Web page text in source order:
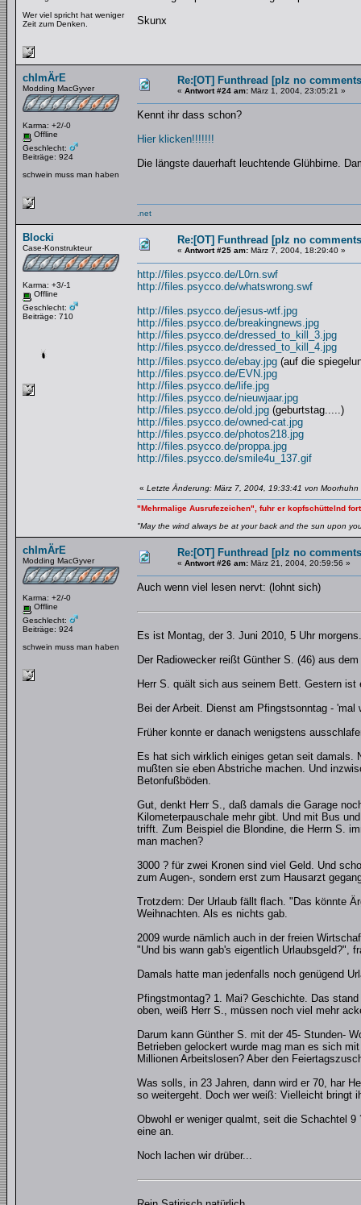
Wer viel spricht hat weniger
Zeit zum Denken.
Skunx
chImÄrE
Modding MacGyver
Karma: +2/-0
Offline
Geschlecht:
Beiträge: 924
schwein muss man haben
Re:[OT] Funthread [plz no
« Antwort #24 am: März 1, 2004, 23:05:21 »
Kennt ihr dass schon?
Hier klicken!!!!!!!
Die längste dauerhaft leuchtende Glühbirne.
.net
Blocki
Case-Konstrukteur
Karma: +3/-1
Offline
Geschlecht:
Beiträge: 710
Re:[OT] Funthread [plz no
« Antwort #25 am: März 7, 2004, 18:29:40 »
http://files.psycco.de/L0rn.swf
http://files.psycco.de/whatswrong.swf
http://files.psycco.de/jesus-wtf.jpg
http://files.psycco.de/breakingnews.jpg
http://files.psycco.de/dressed_to_kill_3.jpg
http://files.psycco.de/dressed_to_kill_4.jpg
http://files.psycco.de/ebay.jpg (auf die
http://files.psycco.de/EVN.jpg
http://files.psycco.de/life.jpg
http://files.psycco.de/nieuwjaar.jpg
http://files.psycco.de/old.jpg (geburtstag.....)
http://files.psycco.de/owned-cat.jpg
http://files.psycco.de/photos218.jpg
http://files.psycco.de/proppa.jpg
http://files.psycco.de/smile4u_137.gif
« Letzte Änderung: März 7, 2004, 19:33:41 von Moorhuhn
"Mehrmalige Ausrufezeichen", fuhr er kopfschüttelnd
"May the wind always be at your back and the sun upon
chImÄrE
Modding MacGyver
Karma: +2/-0
Offline
Geschlecht:
Beiträge: 924
schwein muss man haben
Re:[OT] Funthread [plz no
« Antwort #26 am: März 21, 2004, 20:59:56 »
Auch wenn viel lesen nervt: (lohnt sich)
Es ist Montag, der 3. Juni 2010, 5 Uhr morgens.
Der Radiowecker reißt Günther S. (46) aus
Herr S. quält sich aus seinem Bett. Gestern ist
Bei der Arbeit. Dienst am Pfingstsonntag - 'mal
Früher konnte er danach wenigstens
Es hat sich wirklich einiges getan seit damals.
mußten sie eben Abstriche machen. Und
Betonfußböden.
Gut, denkt Herr S., daß damals die Garage
Kilometerpauschale mehr gibt. Und mit Bus
trifft. Zum Beispiel die Blondine, die Herrn S.
man machen?
3000 ? für zwei Kronen sind viel Geld. Und
zum Augen-, sondern erst zum Hausarzt
Trotzdem: Der Urlaub fällt flach. "Das könnte
Weihnachten. Als es nichts gab.
2009 wurde nämlich auch in der freien
"Und bis wann gab's eigentlich Urlaubsgeld?",
Damals hatte man jedenfalls noch genügend
Pfingstmontag? 1. Mai? Geschichte. Das
oben, weiß Herr S., müssen noch viel mehr
Darum kann Günther S. mit der 45- Stunden-
Betrieben gelockert wurde mag man es sich
Millionen Arbeitslosen? Aber den
Was solls, in 23 Jahren, dann wird er 70, har
so weitergeht. Doch wer weiß: Vielleicht bringt
Obwohl er weniger qualmt, seit die Schachtel
eine an.
Noch lachen wir drüber...